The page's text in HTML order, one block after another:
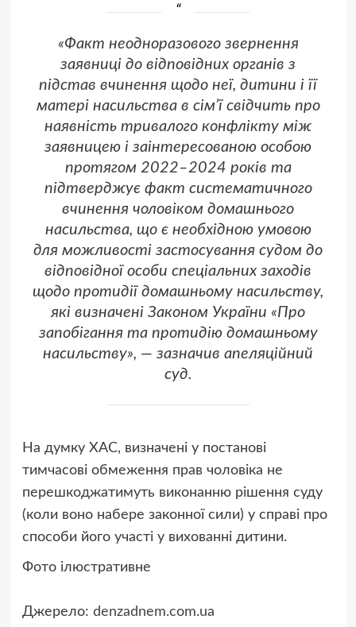
«Факт неодноразового звернення
заявниці до відповідних органів з
підстав вчинення щодо неї, дитини і її
матері насильства в сім’ї свідчить про
наявність тривалого конфлікту між
заявницею і заінтересованою особою
протягом 2022–2024 років та
підтверджує факт систематичного
вчинення чоловіком домашнього
насильства, що є необхідною умовою
для можливості застосування судом до
відповідної особи спеціальних заходів
щодо протидії домашньому насильству,
які визначені Законом України «Про
запобігання та протидію домашньому
насильству», — зазначив апеляційний
суд.
На думку ХАС, визначені у постанові
тимчасові обмеження прав чоловіка не
перешкоджатимуть виконанню рішення суду
(коли воно набере законної сили) у справі про
способи його участі у вихованні дитини.
Фото ілюстративне
Джерело: denzadnem.com.ua